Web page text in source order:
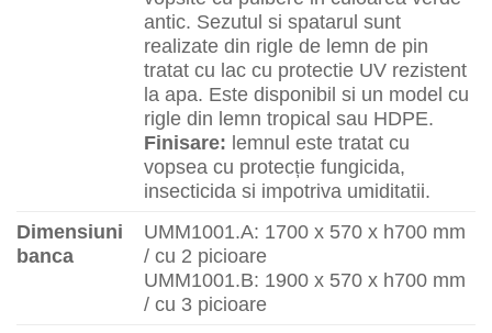
antic. Sezutul si spatarul sunt
realizate din rigle de lemn de pin
tratat cu lac cu protectie UV rezistent
la apa. Este disponibil si un model cu
rigle din lemn tropical sau HDPE.
Finisare: lemnul este tratat cu
vopsea cu protecție fungicida,
insecticida si impotriva umiditatii.
Dimensiuni
banca
UMM1001.A: 1700 x 570 x h700 mm
/ cu 2 picioare
UMM1001.B: 1900 x 570 x h700 mm
/ cu 3 picioare